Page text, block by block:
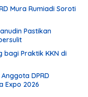
Mura Rumiadi Soroti
Pastikan
bagi Praktik KKN di
DPRD
Expo 2026